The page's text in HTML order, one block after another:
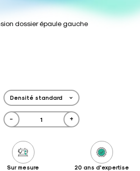
dossier épaule gauche
- +
Sur mesure 20 ans d'expertise